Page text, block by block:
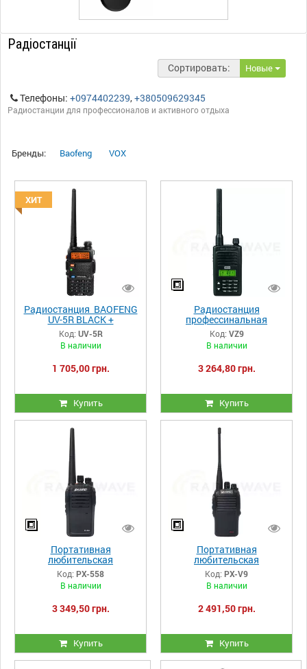
Радіостанції
Сортировать: Новые
Телефоны: +0974402239,+380509629345
Радиостанции для профессионалов и активного отдыха
Бренды: Baofeng VOX
ХИТ
Радиостанция BAOFENG
UV-5R BLACK +
ГАРНИТУРА C КНОПКОЙ
PTT
Код: UV-5R
В наличии
1 705,00 грн.
Купить
Радиостанция
профессинальная
портативная Vertex
Standard VZ9
Код: VZ9
В наличии
3 264,80 грн.
Купить
Портативная
любительская
радиостанция Puxing PX-
558
Код: PX-558
В наличии
3 349,50 грн.
Купить
Портативная
любительская
радиостанция Puxing PX-
V9
Код: PX-V9
В наличии
2 491,50 грн.
Купить